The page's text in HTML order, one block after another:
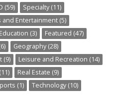
(59)
Specialty (11)
and Entertainment (5)
Education (3)
Featured (47)
Geography (28)
(9)
Leisure and Recreation (14)
Real Estate (9)
(1) Technology (10)